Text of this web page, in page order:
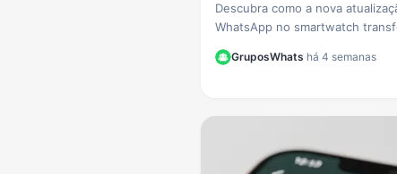
Descubra como a nova
WhatsApp no smartwatch
mostra como iniciar conversas e
GruposWhats·há 4 semanas